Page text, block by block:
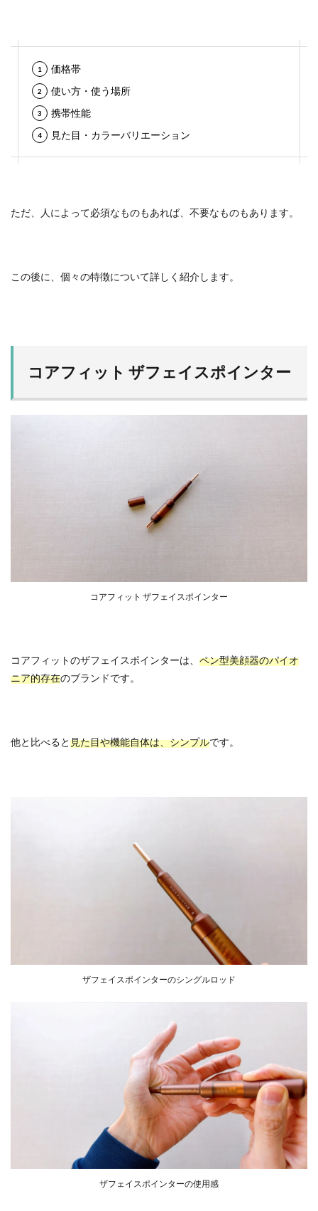
価格帯
使い方・使う場所
携帯性能
見た目・カラーバリエーション
ただ、人によって必須なものもあれば、不要なものもあります。
この後に、個々の特徴について詳しく紹介します。
コアフィット ザフェイスポインター
コアフィット ザフェイスポインター
コアフィットのザフェイスポインターは、 ペン型美顔器のパイオ
ニア的存在のブランドです。
他と比べると見た目や機能自体は、シンプルです。
ザフェイスポインターのシングルロッド
ザフェイスポインターの使用感